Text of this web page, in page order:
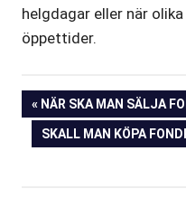
helgdagar eller när
öppettider.
FÖREGÅENDE
INLÄGG:
NÄR SKA MAN SÄLJA
NÄSTA
SKALL MAN KÖPA